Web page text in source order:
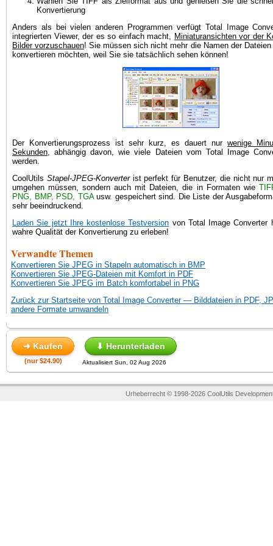
Konvertierung
Anders als bei vielen anderen Programmen verfügt Total Image
integrierten Viewer, der es so einfach macht, Miniaturansichten vor der
Bilder vorzuschauen! Sie müssen sich nicht mehr die Namen der
konvertieren möchten, weil Sie sie tatsächlich sehen können!
Der Konvertierungsprozess ist sehr kurz, es dauert nur wenige
Sekunden , abhängig davon, wie viele Dateien vom Total Image
werden.
CoolUtils Stapel-JPEG-Konverterist perfekt für Benutzer, die nicht nur
umgehen müssen, sondern auch mit Dateien, die in Formaten wie
PNG, BMP, PSD, TGAusw. gespeichert sind. Die Liste der
sehr beeindruckend.
Laden Sie jetzt Ihre kostenlose Testversion von Total Image Converter
wahre Qualität der Konvertierung zu erleben!
Verwandte Themen
Konvertieren Sie JPEG in Stapeln automatisch in BMP
Konvertieren Sie JPEG-Dateien mit Komfort in PDF
Konvertieren Sie JPEG im Batch komfortabel in PNG
Zurück zur Startseite von Total Image Converter — Bilddateien in PDF,
andere Formate umwandeln
➜ Kaufen ⬇ Herunterladen
(nur $24.90) Aktualisiert Sun, 02 Aug 2026
Urheberrecht © 1998-2026 CoolUtils